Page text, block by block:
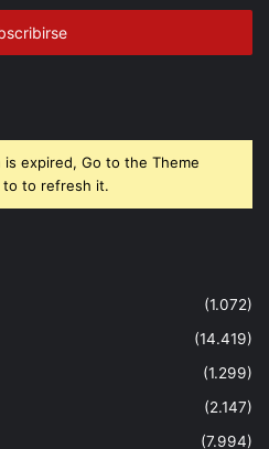
is expired, Go to the Theme
to to refresh it.
(1.072)
(14.419)
(1.299)
(2.147)
(7.994)